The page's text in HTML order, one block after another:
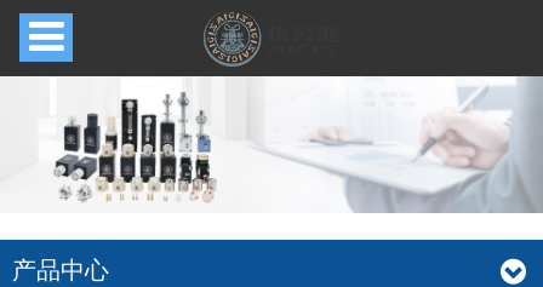
产品中心